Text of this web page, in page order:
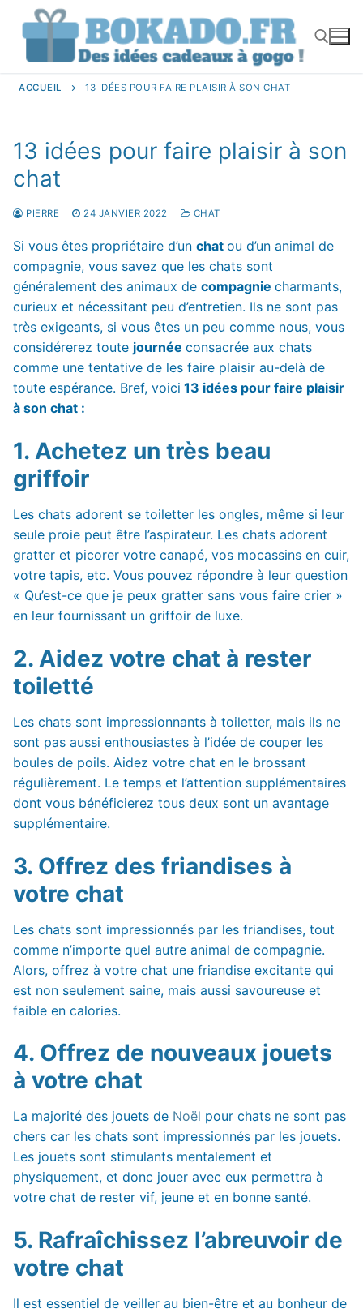
ACCUEIL 13 IDÉES POUR FAIRE PLAISIR À SON CHAT
13 idées pour faire plaisir à son
chat
PIERRE 24 JANVIER 2022 CHAT
Si vous êtes propriétaire d’un chat ou d’un animal de
compagnie, vous savez que les chats sont
généralement des animaux de compagnie charmants,
curieux et nécessitant peu d’entretien. Ils ne sont pas
très exigeants, si vous êtes un peu comme nous, vous
considérerez toute journée consacrée aux chats
comme une tentative de les faire plaisir au-delà de
toute espérance. Bref, voici 13 idées pour faire plaisir
à son chat :
1. Achetez un très beau
griffoir
Les chats adorent se toiletter les ongles, même si leur
seule proie peut être l’aspirateur. Les chats adorent
gratter et picorer votre canapé, vos mocassins en cuir,
votre tapis, etc. Vous pouvez répondre à leur question
« Qu’est-ce que je peux gratter sans vous faire crier »
en leur fournissant un griffoir de luxe.
2. Aidez votre chat à rester
toiletté
Les chats sont impressionnants à toiletter, mais ils ne
sont pas aussi enthousiastes à l’idée de couper les
boules de poils. Aidez votre chat en le brossant
régulièrement. Le temps et l’attention supplémentaires
dont vous bénéficierez tous deux sont un avantage
supplémentaire.
3. Offrez des friandises à
votre chat
Les chats sont impressionnés par les friandises, tout
comme n’importe quel autre animal de compagnie.
Alors, offrez à votre chat une friandise excitante qui
est non seulement saine, mais aussi savoureuse et
faible en calories.
4. Offrez de nouveaux jouets
à votre chat
La majorité des jouets de Noël pour chats ne sont pas
chers car les chats sont impressionnés par les jouets.
Les jouets sont stimulants mentalement et
physiquement, et donc jouer avec eux permettra à
votre chat de rester vif, jeune et en bonne santé.
5. Rafraîchissez l’abreuvoir de
votre chat
Il est essentiel de veiller au bien-être et au bonheur de